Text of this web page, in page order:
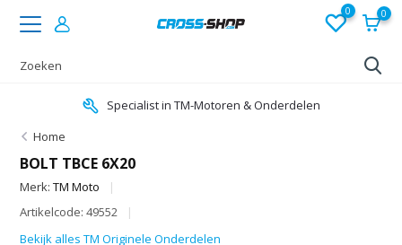
0 0
Specialist in TM-Motoren & Onderdelen
Home
BOLT TBCE 6X20
Merk:TM Moto
Artikelcode: 49552
Bekijk alles TM Originele Onderdelen